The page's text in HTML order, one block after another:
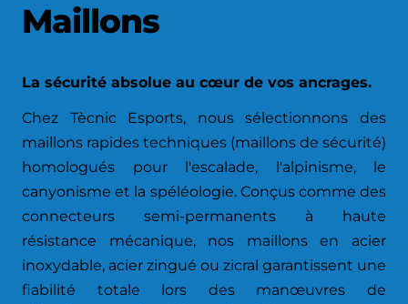
Maillons
La sécurité absolue au cœur de vos ancrages.
Chez Tècnic Esports, nous sélectionnons des
maillons rapides techniques (maillons de sécurité)
homologués pour l'escalade, l'alpinisme, le
canyonisme et la spéléologie. Conçus comme des
connecteurs semi-permanents à haute
résistance mécanique, nos maillons en acier
inoxydable, acier zingué ou zicral garantissent une
fiabilité totale lors des manœuvres de